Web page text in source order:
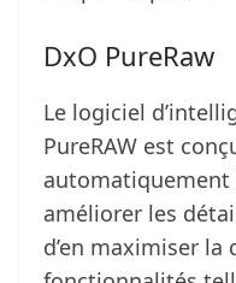
DxO PureRaw
Le logiciel
PureRAW est
améliorer les
d’en maximiser